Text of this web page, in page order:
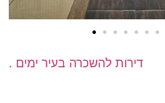
דירות להשכרה בעיר ימים .